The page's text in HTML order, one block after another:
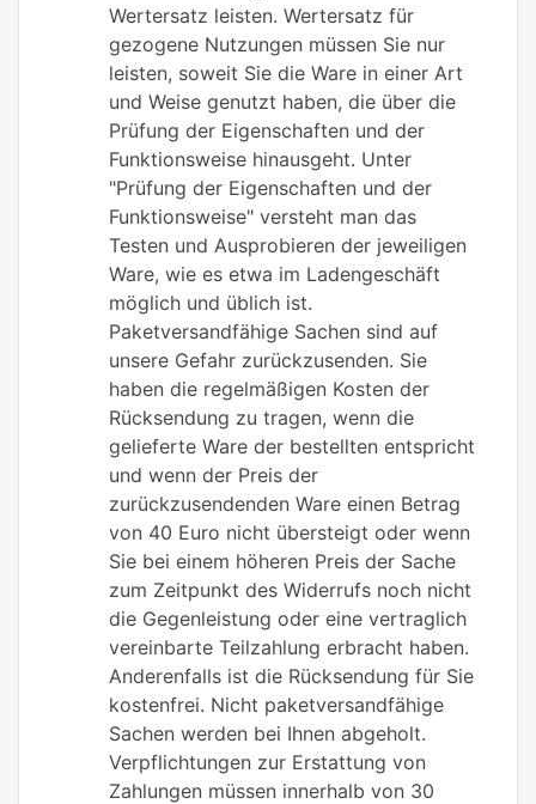
Wertersatz leisten. Wertersatz für
gezogene Nutzungen müssen Sie nur
leisten, soweit Sie die Ware in einer Art
und Weise genutzt haben, die über die
Prüfung der Eigenschaften und der
Funktionsweise hinausgeht. Unter
"Prüfung der Eigenschaften und der
Funktionsweise" versteht man das
Testen und Ausprobieren der jeweiligen
Ware, wie es etwa im Ladengeschäft
möglich und üblich ist.
Paketversandfähige Sachen sind auf
unsere Gefahr zurückzusenden. Sie
haben die regelmäßigen Kosten der
Rücksendung zu tragen, wenn die
gelieferte Ware der bestellten entspricht
und wenn der Preis der
zurückzusendenden Ware einen Betrag
von 40 Euro nicht übersteigt oder wenn
Sie bei einem höheren Preis der Sache
zum Zeitpunkt des Widerrufs noch nicht
die Gegenleistung oder eine vertraglich
vereinbarte Teilzahlung erbracht haben.
Anderenfalls ist die Rücksendung für Sie
kostenfrei. Nicht paketversandfähige
Sachen werden bei Ihnen abgeholt.
Verpflichtungen zur Erstattung von
Zahlungen müssen innerhalb von 30